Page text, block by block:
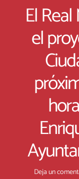
El
el
Deja un